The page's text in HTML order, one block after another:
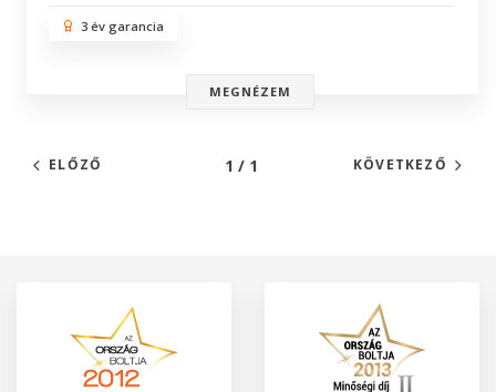
3 év garancia
MEGNÉZEM
ELŐZŐ 1 / 1 KÖVETKEZŐ